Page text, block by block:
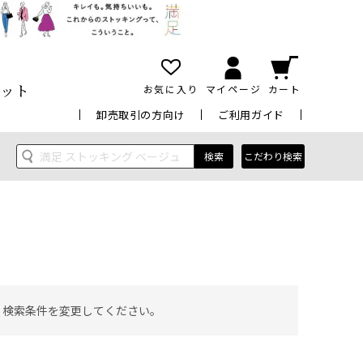
ト お気に入り マイページ カート
卸売取引の方向け ご利用ガイド
検索 こだわり検索
索条件を変更してください。